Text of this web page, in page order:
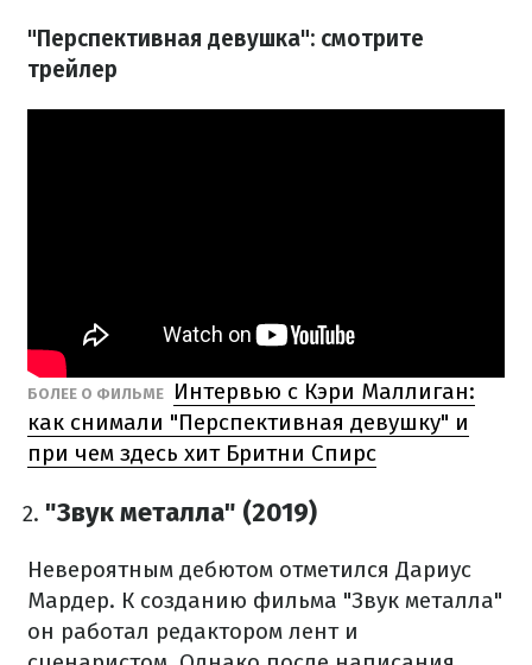
"Перспективная девушка": смотрите
трейлер
БОЛЕЕ О ФИЛЬМЕ
Интервью с Кэри Маллиган:
как снимали "Перспективная девушку" и
при чем здесь хит Бритни Спирс
"Звук металла" (2019)
Невероятным дебютом отметился Дариус
Мардер. К созданию фильма "Звук металла"
он работал редактором лент и